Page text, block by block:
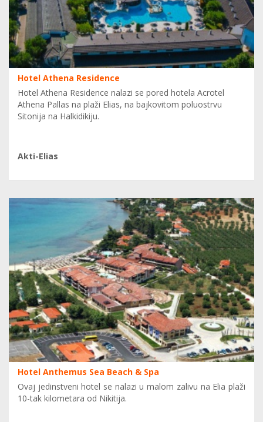
Hotel Athena Residence
Hotel Athena Residence nalazi se pored hotela Acrotel
Athena Pallas na plaži Elias, na bajkovitom poluostrvu
Sitonija na Halkidikiju.
Akti-Elias
Hotel Anthemus Sea Beach & Spa
Ovaj jedinstveni hotel se nalazi u malom zalivu na Elia plaži
10-tak kilometara od Nikitija.